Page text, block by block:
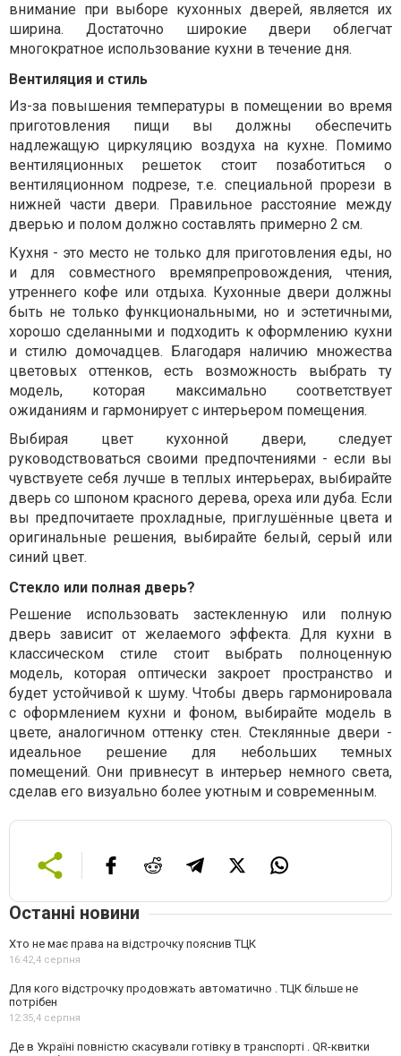
внимание при выборе кухонных дверей, является их
ширина. Достаточно широкие двери облегчат
многократное использование кухни в течение дня.
Вентиляция и стиль
Из-за повышения температуры в помещении во время
приготовления пищи вы должны обеспечить
надлежащую циркуляцию воздуха на кухне. Помимо
вентиляционных решеток стоит позаботиться о
вентиляционном подрезе, т.е. специальной прорези в
нижней части двери. Правильное расстояние между
дверью и полом должно составлять примерно 2 см.
Кухня - это место не только для приготовления еды, но
и для совместного времяпрепровождения, чтения,
утреннего кофе или отдыха. Кухонные двери должны
быть не только функциональными, но и эстетичными,
хорошо сделанными и подходить к оформлению кухни
и стилю домочадцев. Благодаря наличию множества
цветовых оттенков, есть возможность выбрать ту
модель, которая максимально соответствует
ожиданиям и гармонирует с интерьером помещения.
Выбирая цвет кухонной двери, следует
руководствоваться своими предпочтениями - если вы
чувствуете себя лучше в теплых интерьерах, выбирайте
дверь со шпоном красного дерева, ореха или дуба. Если
вы предпочитаете прохладные, приглушённые цвета и
оригинальные решения, выбирайте белый, серый или
синий цвет.
Стекло или полная дверь?
Решение использовать застекленную или полную
дверь зависит от желаемого эффекта. Для кухни в
классическом стиле стоит выбрать полноценную
модель, которая оптически закроет пространство и
будет устойчивой к шуму. Чтобы дверь гармонировала
с оформлением кухни и фоном, выбирайте модель в
цвете, аналогичном оттенку стен. Стеклянные двери -
идеальное решение для небольших темных
помещений. Они привнесут в интерьер немного света,
сделав его визуально более уютным и современным.
Останні новини
Хто не має права на відстрочку пояснив ТЦК
16:42,4 серпня
Для кого відстрочку продовжать автоматично . ТЦК більше не
потрібен
12:35,4 серпня
Де в Україні повністю скасували готівку в транспорті . QR-квитки